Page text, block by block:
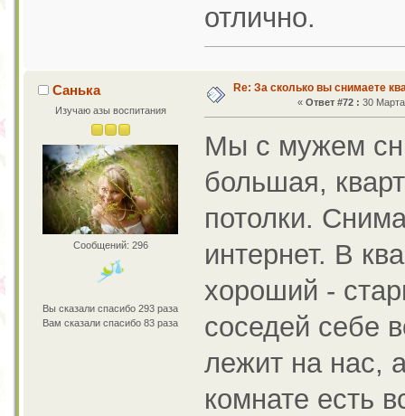
отлично.
Санька
Изучаю азы воспитания
Сообщений: 296
Вы сказали спасибо 293 раза
Вам сказали спасибо 83 раза
Re: За сколько вы снимаете
« Ответ #72 : 30
Мы с мужем
большая,
потолки.
интернет. В
хороший -
соседей себе
лежит на нас,
комнате есть